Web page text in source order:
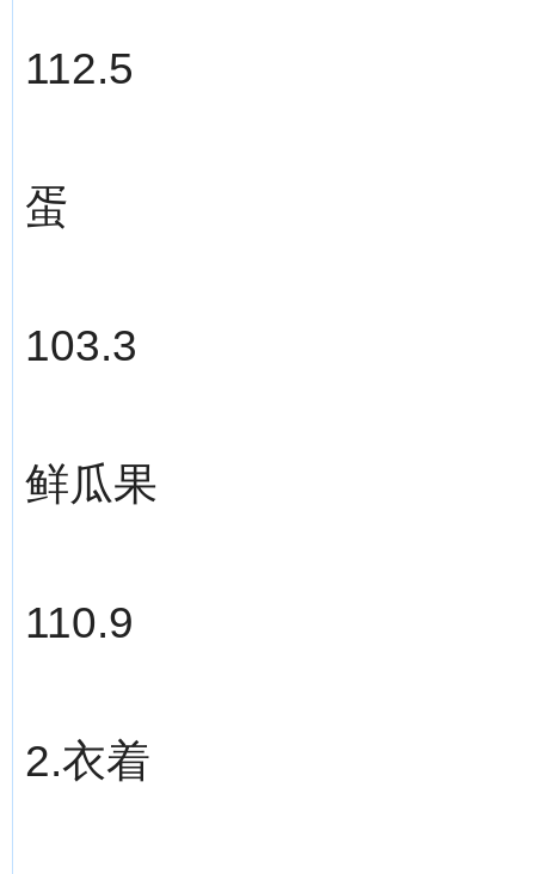
112.5
蛋
103.3
鲜瓜果
110.9
2.衣着